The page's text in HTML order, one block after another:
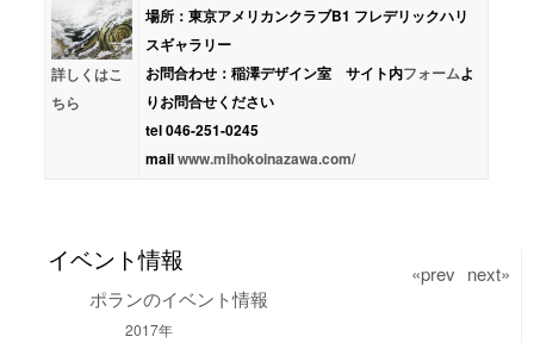
詳しくはこ
ちら
場所：東京アメリカンクラブB1 フレデリックハリ
スギャラリー
お問合わせ：稲澤デザイン室 サイト内フォームよ
りお問合せください
tel 046-251-0245
mailwww.mihokoinazawa.com/
next»
«prev
イベント情報
ポランのイベント情報
2017年